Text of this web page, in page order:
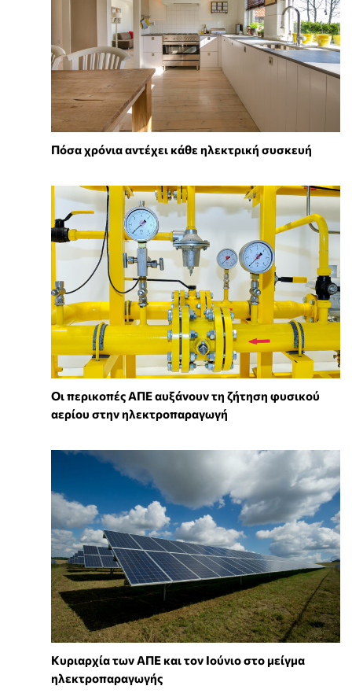
Πόσα χρόνια αντέχει κάθε ηλεκτρική συσκευή
Οι περικοπές ΑΠΕ αυξάνουν τη ζήτηση φυσικού
αερίου στην ηλεκτροπαραγωγή
Κυριαρχία των ΑΠΕ και τον Ιούνιο στο μείγμα
ηλεκτροπαραγωγής